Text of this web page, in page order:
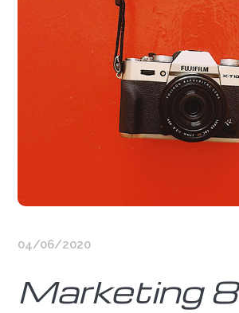
04/06/2020
Marketing 8